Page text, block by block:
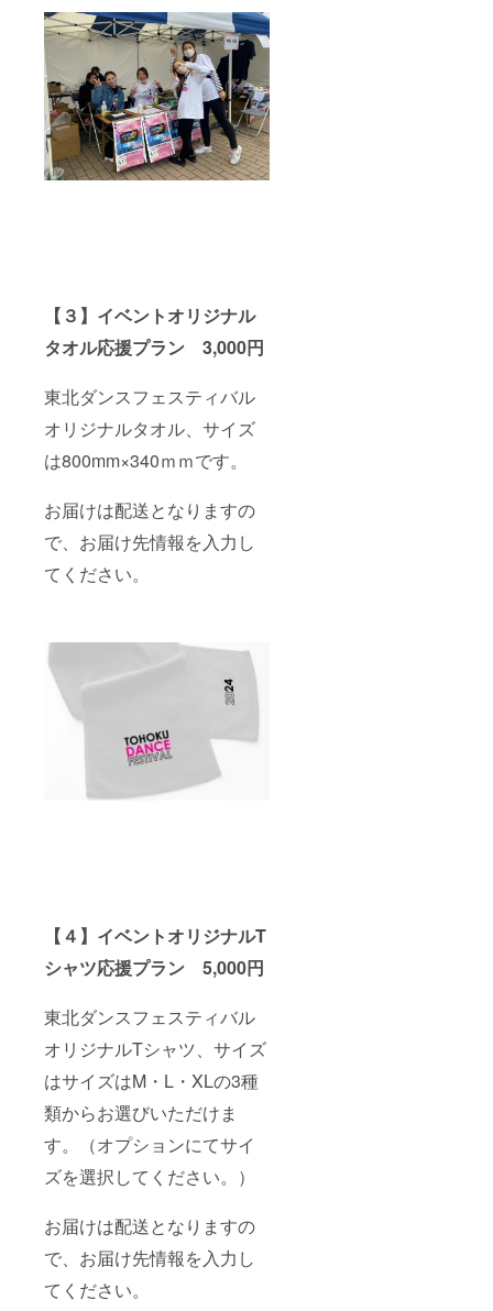
【３】イベントオリジナル
タオル応援プラン 3,000円
東北ダンスフェスティバル
オリジナルタオル、サイズ
は800mm×340ｍｍです。
お届けは配送となりますの
で、お届け先情報を入力し
てください。
【４】イベントオリジナルT
シャツ応援プラン 5,000円
東北ダンスフェスティバル
オリジナルTシャツ、サイズ
はサイズはM・L・XLの3種
類からお選びいただけま
す。（オプションにてサイ
ズを選択してください。）
お届けは配送となりますの
で、お届け先情報を入力し
てください。